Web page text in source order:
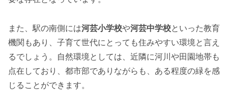
また、駅の南側には河芸小学校や河芸中学校といった教育
機関もあり、子育て世代にとっても住みやすい環境と言え
るでしょう。自然環境としては、近隣に河川や田園地帯も
点在しており、都市部でありながらも、ある程度の緑を感
じることができます。